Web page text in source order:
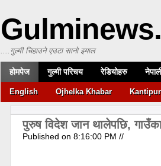
....गुल्मी चिहाउने एउटा सानो झ्याल
होमपेज गुल्मी परिचय रेडियोहरु
English Ojhelka Khabar
पुरुष विदेश जान थालेपछि, गाउँका
Published on 8:16:00 PM //